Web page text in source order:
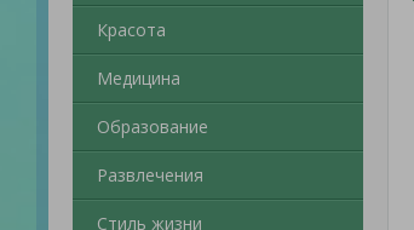
Красота
Медицина
Образование
Развлечения
Стиль жизни